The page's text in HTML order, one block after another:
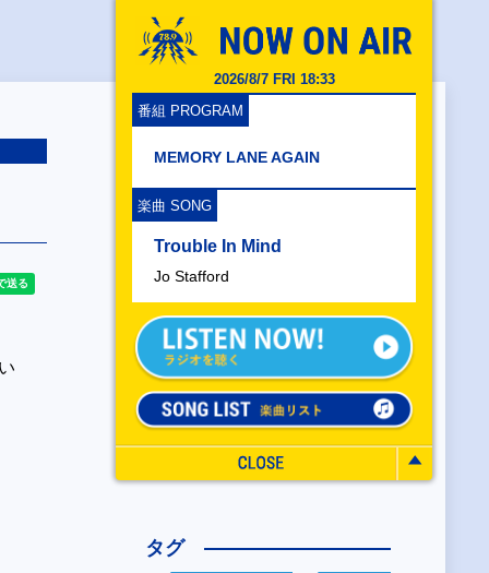
2026/8/7 FRI 18:33
番組 PROGRAM
MEMORY LANE AGAIN
楽曲 SONG
Trouble In Mind
Jo Stafford
タグ